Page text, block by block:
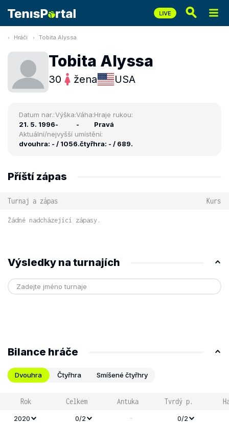
Hráči Tobita Alyssa
Tobita Alyssa
30 žena USA
Datum nar.:
21. 5. 1996
Výška:
-
Váha:
-
Hraje rukou:
Pravá
Aktuální/nejvyšší umístění:
dvouhra: - / 1056.čtyřhra: - / 689.
Příští zápas
Turnaj a zápas Kurs
Žádné nadcházející zápasy.
Výsledky na turnajích
Bilance hráče
Dvouhra Čtyřhra Smíšené čtyřhry
Rok Celkem Antuka Tvrdý p.
2020 0/2 -
0/2